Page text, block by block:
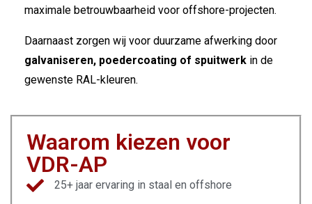
maximale betrouwbaarheid voor offshore-projecten.
Daarnaast zorgen wij voor duurzame afwerking door
galvaniseren, poedercoating of spuitwerk in de
gewenste RAL-kleuren.
Waarom kiezen voor
VDR-AP
25+ jaar ervaring in staal en offshore